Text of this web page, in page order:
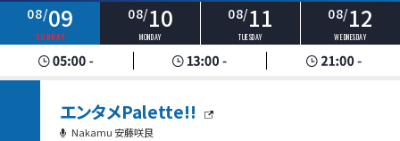
08/09
SUNDAY
08/10
MONDAY
08/11
TUESDAY
08/12
WEDNESDAY
エンタメPalette!!
Nakamu 安藤咲良